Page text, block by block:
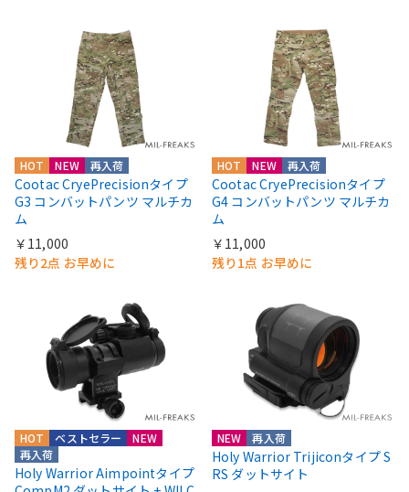
HOT NEW 再入荷
Cootac CryePrecisionタイプ
G3 コンバットパンツ マルチカ
ム
￥11,000
残り2点 お早めに
HOT NEW 再入荷
Cootac CryePrecisionタイプ
G4 コンバットパンツ マルチカ
ム
￥11,000
残り1点 お早めに
HOT
NEW
再入荷
ベストセラー
Holy Warrior Aimpointタイプ
NEW 再入荷
Holy Warrior Trijiconタイプ S
RS ダットサイト